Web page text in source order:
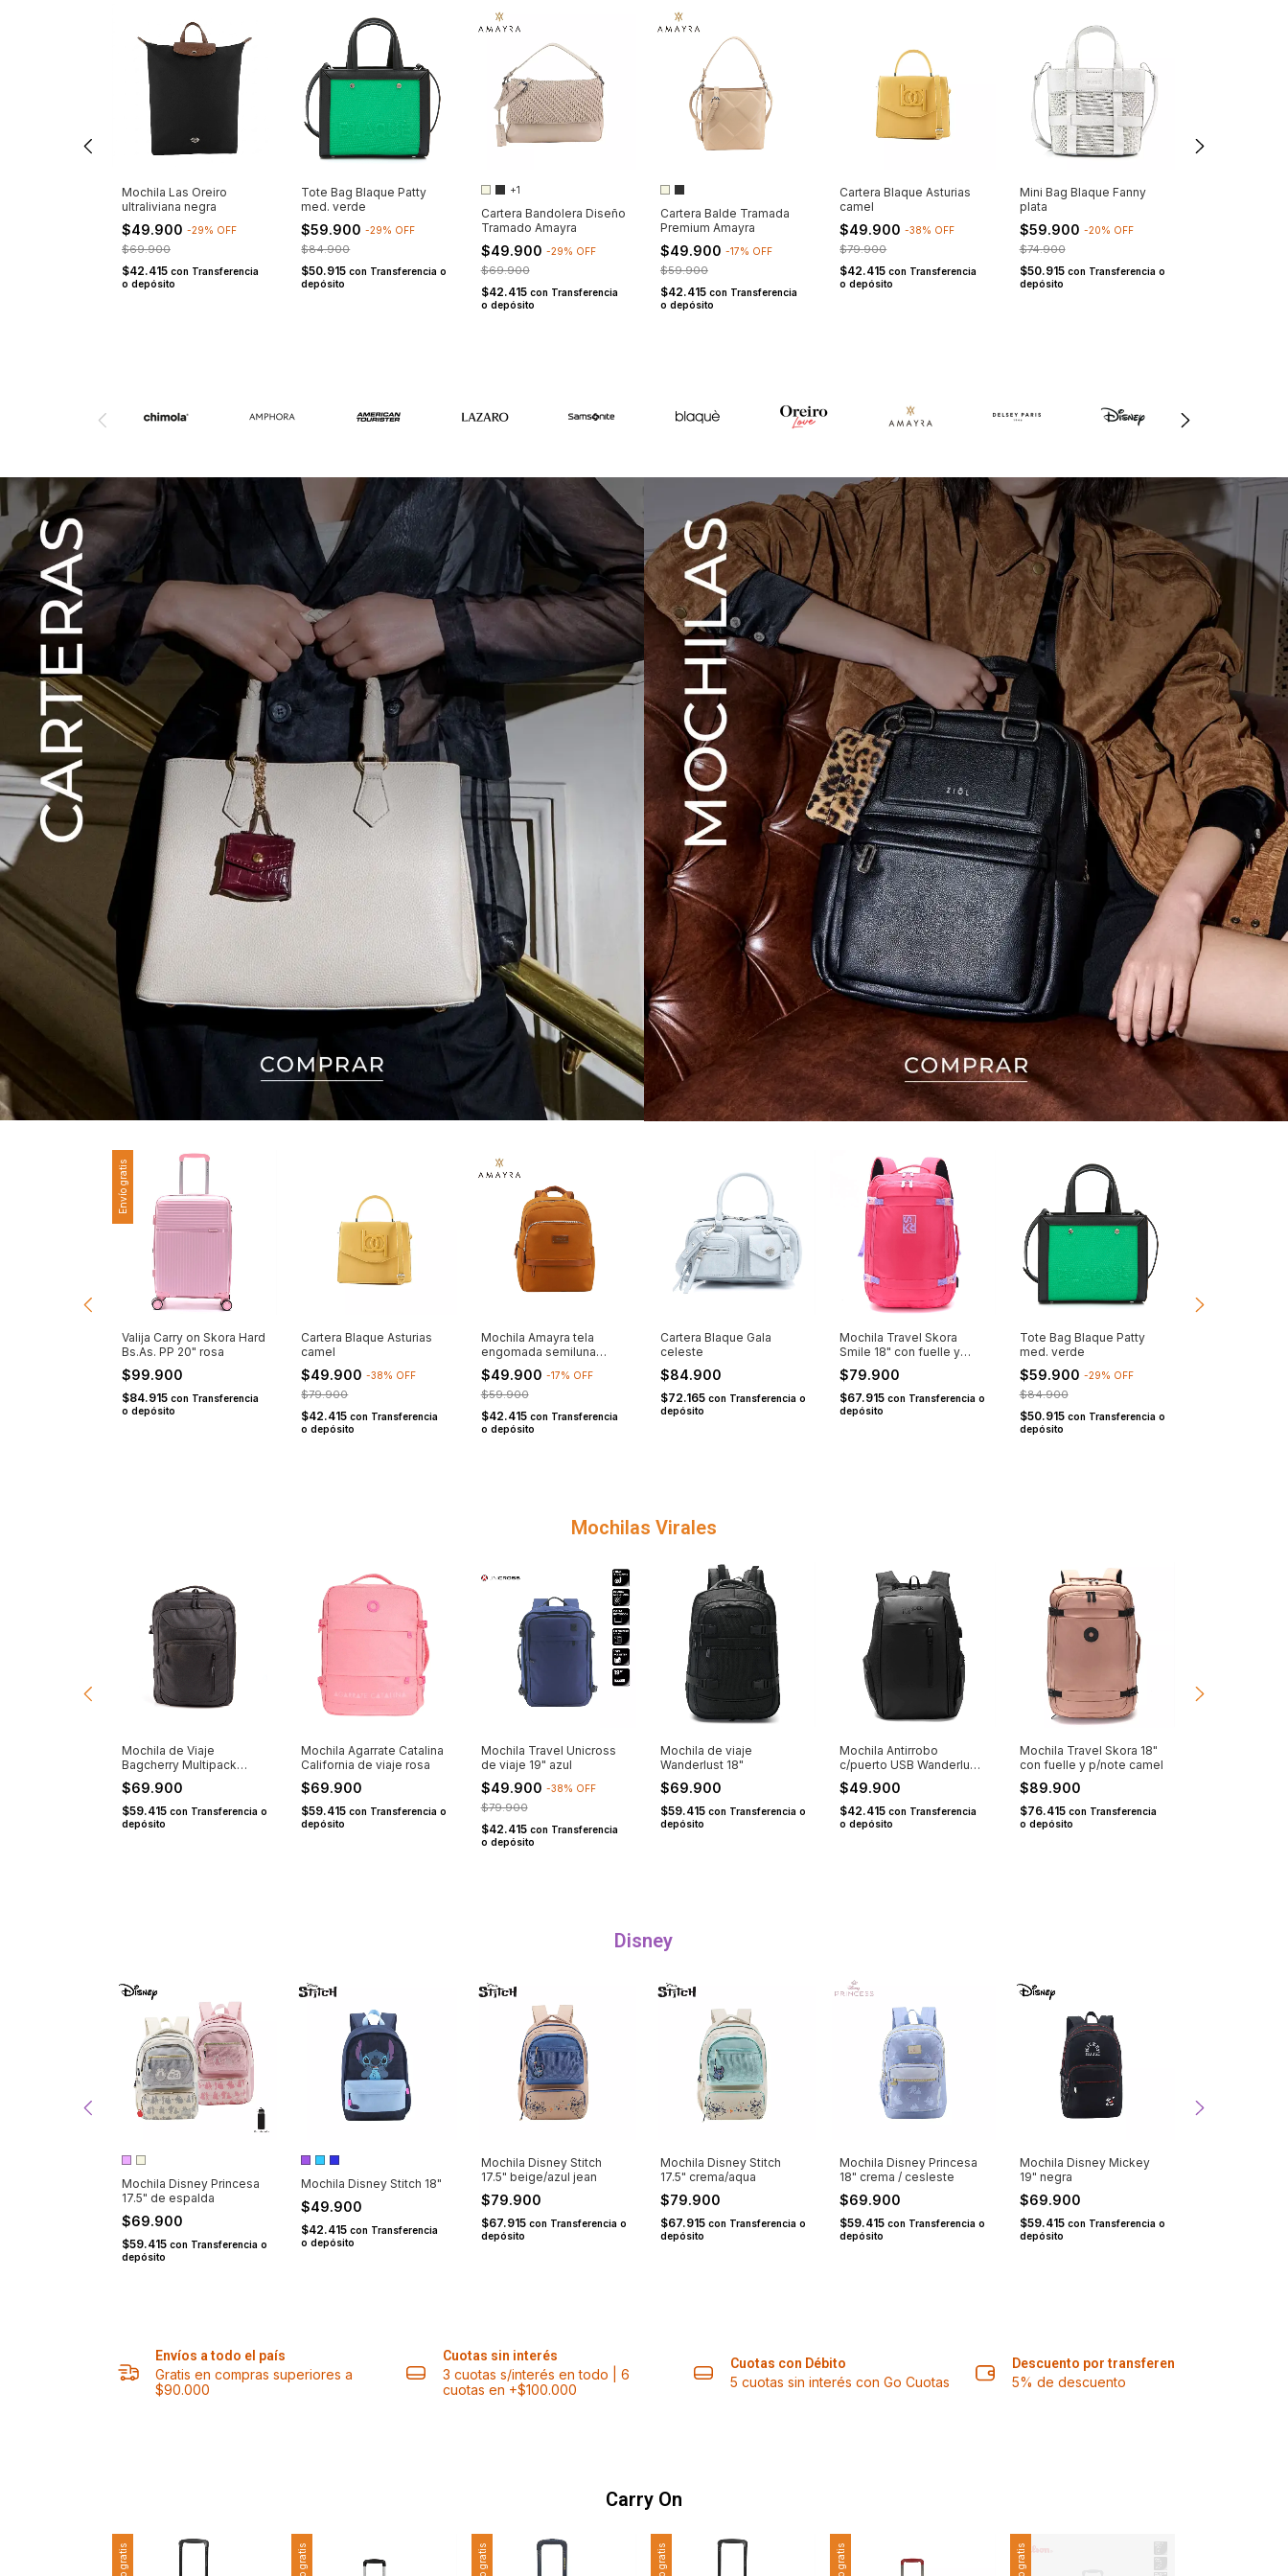
Mochila Las Oreiro
ultraliviana negra
$49.900 -29% OFF
$69.900
$42.415 con Transferencia
o depósito
Tote Bag Blaque Patty
med. verde
$59.900-29% OFF
$84.900
$50.915con Transferencia o
depósito
+1
Cartera Bandolera Diseño
Tramado Amayra
$49.900 -29% OFF
$69.900
$42.415 con Transferencia
o depósito
Cartera Balde Tramada
Premium Amayra
$49.900 -17% OFF
$59.900
$42.415 con Transferencia
o depósito
Cartera Blaque Asturias
camel
$49.900-38% OFF
$79.900
$42.415con Transferencia
o depósito
Mini Bag Blaque Fanny
plata
$59.900 -20% OFF
$74.900
$50.915 con Transferencia o
depósito
Envío gratis
Valija Carry on Skora Hard
Bs.As. PP 20" rosa
$99.900
$84.915 con Transferencia
o depósito
Cartera Blaque Asturias
camel
$49.900-38% OFF
$79.900
$42.415con Transferencia
o depósito
Mochila Amayra tela
engomada semiluna
suela
$49.900 -17% OFF
$59.900
$42.415 con Transferencia
o depósito
Cartera Blaque Gala
celeste
$84.900
$72.165 con Transferencia o
depósito
Mochila Travel Skora
Smile 18" con fuelle y
p/note fucsia
$79.900
$67.915con Transferencia o
depósito
Tote Bag Blaque Patty
med. verde
$59.900 -29% OFF
$84.900
$50.915 con Transferencia o
depósito
Mochilas Virales
Mochila de Viaje
Bagcherry Multipack
negra
$69.900
$59.415 con Transferencia o
depósito
Mochila Agarrate Catalina
California de viaje rosa
$69.900
$59.415con Transferencia o
depósito
Mochila Travel Unicross
de viaje 19" azul
$49.900 -38% OFF
$79.900
$42.415 con Transferencia
o depósito
Mochila de viaje
Wanderlust 18"
$69.900
$59.415 con Transferencia o
depósito
Mochila Antirrobo
c/puerto USB Wanderlust
negra
$49.900
$42.415con Transferencia
o depósito
Mochila Travel Skora 18"
con fuelle y p/note camel
$89.900
$76.415 con Transferencia
o depósito
Disney
Mochila Disney Princesa
17.5" de espalda
$69.900
$59.415 con Transferencia o
depósito
Mochila Disney Stitch 18"
$49.900
$42.415con Transferencia
o depósito
Mochila Disney Stitch
17.5" beige/azul jean
$79.900
$67.915 con Transferencia o
depósito
Mochila Disney Stitch
17.5" crema/aqua
$79.900
$67.915 con Transferencia o
depósito
Mochila Disney Princesa
18" crema / cesleste
$69.900
$59.415con Transferencia o
depósito
Mochila Disney Mickey
19" negra
$69.900
$59.415 con Transferencia o
depósito
Envíos a todo el país
Gratis en compras superiores a
$90.000
Cuotas sin interés
3 cuotas s/interés en todo | 6
cuotas en +$100.000
Cuotas con Débito
5 cuotas sin interés con Go Cuotas
Descuento por transferencia
5% de descuento
Carry On